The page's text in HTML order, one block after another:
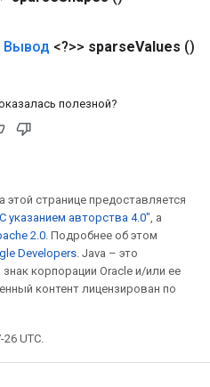
Вывод <?>> sparseValues ()
полезной?
этой странице предоставляется
указанием авторства 4.0", а
2.0. Подробнее об этом
Developers. Java – это
корпорации Oracle и/или ее
контент лицензирован по
UTC.